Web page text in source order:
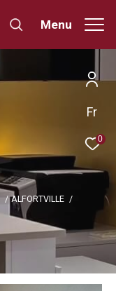
Fr
0
Menu
ALFORTVILLE